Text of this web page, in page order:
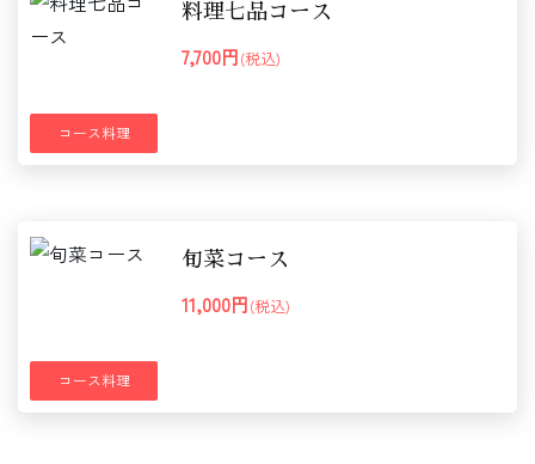
コース料理
料理七品コース
7,700円(税込)
コース料理
旬菜コース
11,000円(税込)